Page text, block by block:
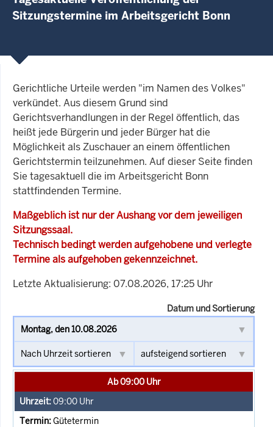
Sitzungstermine im Arbeitsgericht Bonn
Gerichtliche Urteile werden "im Namen des Volkes"
verkündet. Aus diesem Grund sind
Gerichtsverhandlungen in der Regel öffentlich, das
heißt jede Bürgerin und jeder Bürger hat die
Möglichkeit als Zuschauer an einem öffentlichen
Gerichtstermin teilzunehmen. Auf dieser Seite finden
Sie tagesaktuell die im Arbeitsgericht Bonn
stattfindenden Termine.
Maßgeblich ist nur der Aushang vor dem jeweiligen
Sitzungssaal.
Technisch bedingt werden aufgehobene und verlegte
Termine als aufgehoben gekennzeichnet.
Letzte Aktualisierung: 07.08.2026, 17:25 Uhr
Datum und Sortierung
Ab 09:00 Uhr
09:00 Uhr
Gütetermin